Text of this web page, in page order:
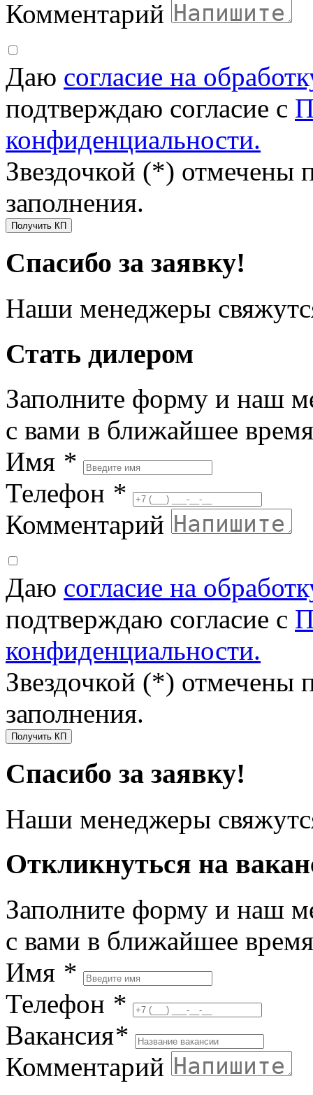
Комментарий
Даю согласие на
подтверждаю согласие с
конфиденциальности.
Звездочкой (*) отмечены
заполнения.
Получить КП
Спасибо за заявку!
Наши менеджеры
Стать дилером
Заполните форму и наш
с вами в ближайшее время
Имя *
Телефон *
Комментарий
Даю согласие на
подтверждаю согласие с
конфиденциальности.
Звездочкой (*) отмечены
заполнения.
Получить КП
Спасибо за заявку!
Наши менеджеры
Откликнуться на
Заполните форму и наш
с вами в ближайшее время
Имя *
Телефон *
Вакансия*
Комментарий